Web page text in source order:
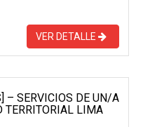
VER DETALLE
– SERVICIOS DE UN/A
TERRITORIAL LIMA